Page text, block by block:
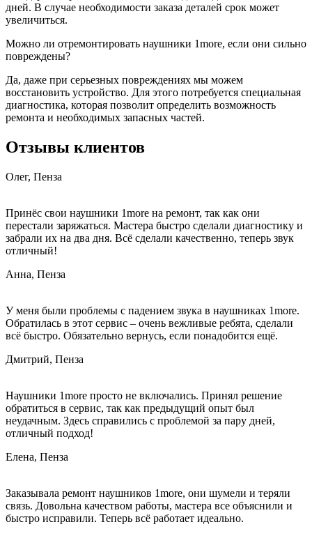
дней. В случае необходимости заказа деталей срок может
увеличиться.
Можно ли отремонтировать наушники 1more, если они сильно
повреждены?
Да, даже при серьезных повреждениях мы можем
восстановить устройство. Для этого потребуется специальная
диагностика, которая позволит определить возможность
ремонта и необходимых запасных частей.
Отзывы клиентов
Олег, Пенза
Принёс свои наушники 1more на ремонт, так как они
перестали заряжаться. Мастера быстро сделали диагностику и
забрали их на два дня. Всё сделали качественно, теперь звук
отличный!
Анна, Пенза
У меня были проблемы с падением звука в наушниках 1more.
Обратилась в этот сервис – очень вежливые ребята, сделали
всё быстро. Обязательно вернусь, если понадобится ещё.
Дмитрий, Пенза
Наушники 1more просто не включались. Принял решение
обратиться в сервис, так как предыдущий опыт был
неудачным. Здесь справились с проблемой за пару дней,
отличный подход!
Елена, Пенза
Заказывала ремонт наушников 1more, они шумели и теряли
связь. Довольна качеством работы, мастера все объяснили и
быстро исправили. Теперь всё работает идеально.